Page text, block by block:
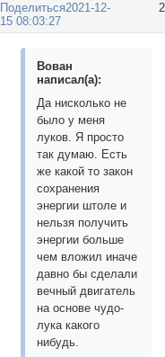
Поделиться2021-12-
15 08:03:27
Вован
написал(а):
Да нисколько не
было у меня
луков. Я просто
так думаю. Есть
же какой то закон
сохранения
энергии штоле и
нельзя получить
энергии больше
чем вложил иначе
давно бы сделали
вечный двигатель
на основе чудо-
лука какого
нибудь.